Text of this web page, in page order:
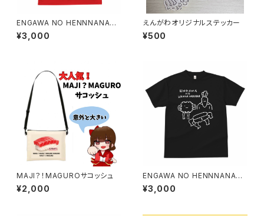
ENGAWA NO HENNNANAKA
MA Tシャツ(赤)
¥3,000
えんがわオリジナルステッカー
¥500
MAJI？！MAGUROサコッシュ
¥2,000
ENGAWA NO HENNNANAKA
MA Tシャツ(黒)
¥3,000